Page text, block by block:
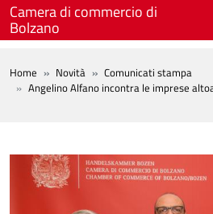
Salta al contenuto principale
Camera di commercio di
Bolzano
BREADCRUMB
Home Novità
Comunicati stampa
Angelino Alfano incontra le imprese